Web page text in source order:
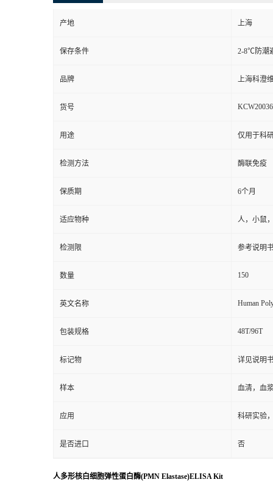
产地 上海
保存条件 2-8℃防潮
品牌 上海科澄
货号 KCW20036
用途 仅用于科
检测方法 酶联免疫
保质期 6个月
适应物种 人，小鼠
检测限 参考说明
数量 150
英文名称 Human
包装规格 48T/96T
标记物 详见说明
样本 血清，血
应用 科研实验
是否进口 否
人多形核白细胞弹性蛋白酶(PMN Elastase)ELISA Kit